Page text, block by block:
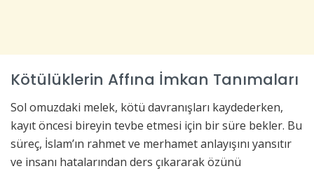
Kötülüklerin Affına İmkan Tanımaları
Sol omuzdaki melek, kötü davranışları kaydederken,
kayıt öncesi bireyin tevbe etmesi için bir süre bekler. Bu
süreç, İslam’ın rahmet ve merhamet anlayışını yansıtır
ve insanı hatalarından ders çıkararak özünü